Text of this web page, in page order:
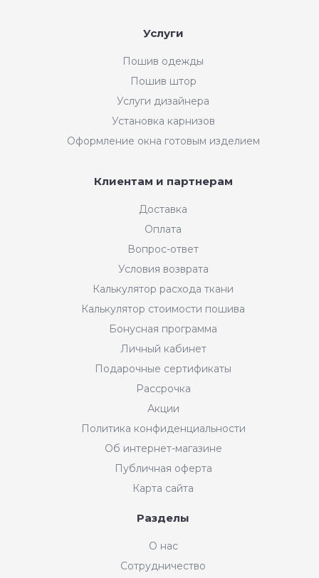
Услуги
Пошив одежды
Пошив штор
Услуги дизайнера
Установка карнизов
Оформление окна готовым изделием
Клиентам и партнерам
Доставка
Оплата
Вопрос-ответ
Условия возврата
Калькулятор расхода ткани
Калькулятор стоимости пошива
Бонусная программа
Личный кабинет
Подарочные сертификаты
Рассрочка
Акции
Политика конфиденциальности
Об интернет-магазине
Публичная оферта
Карта сайта
Разделы
О нас
Сотрудничество